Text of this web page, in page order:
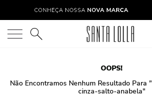
O que você está procurando?
OOPS!
Não Encontramos Nenhum Resultado Para "
cinza-salto-anabela"